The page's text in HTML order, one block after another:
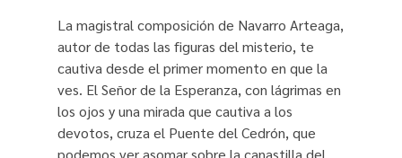
La magistral composición de Navarro Arteaga,
autor de todas las figuras del misterio, te
cautiva desde el primer momento en que la
ves. El Señor de la Esperanza, con lágrimas en
los ojos y una mirada que cautiva a los
devotos, cruza el Puente del Cedrón, que